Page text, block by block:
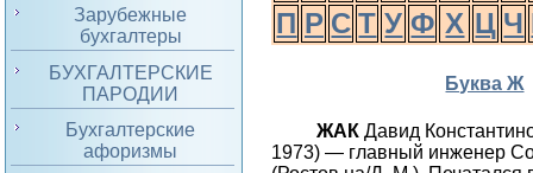
Зарубежные
бухгалтеры
БУХГАЛТЕРСКИЕ
ПАРОДИИ
Бухгалтерские
афоризмы
П Р С Т У Ф Х Ц Ч
Буква Ж
ЖАК Давид
1973) — главный инженер